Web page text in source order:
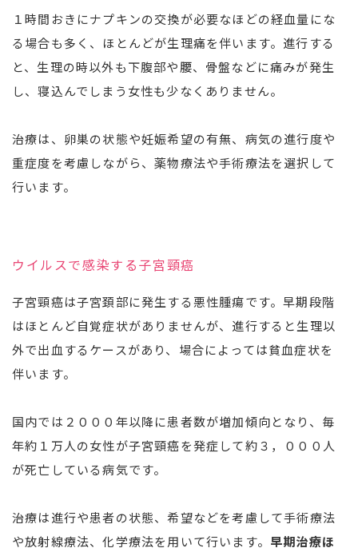
１時間おきにナプキンの交換が必要なほどの経血量にな
る場合も多く、ほとんどが生理痛を伴います。進行する
と、生理の時以外も下腹部や腰、骨盤などに痛みが発生
し、寝込んでしまう女性も少なくありません。
治療は、卵巣の状態や妊娠希望の有無、病気の進行度や
重症度を考慮しながら、薬物療法や手術療法を選択して
行います。
ウイルスで感染する子宮頸癌
子宮頸癌は子宮頚部に発生する悪性腫瘍です。早期段階
はほとんど自覚症状がありませんが、進行すると生理以
外で出血するケースがあり、場合によっては貧血症状を
伴います。
国内では２０００年以降に患者数が増加傾向となり、毎
年約１万人の女性が子宮頸癌を発症して約３，０００人
が死亡している病気です。
治療は進行や患者の状態、希望などを考慮して手術療法
や放射線療法、化学療法を用いて行います。 早期治療ほ